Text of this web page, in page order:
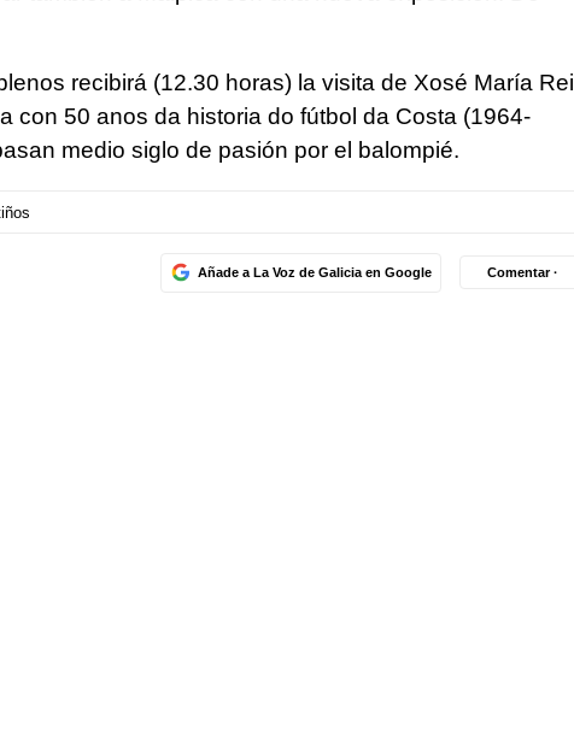
recibirá (12.30 horas) la visita de Xosé María Rei
con 50 anos da historia do fútbol da Costa (1964-
medio siglo de pasión por el balompié.
Añade a La Voz de Galicia en Google Comentar ·